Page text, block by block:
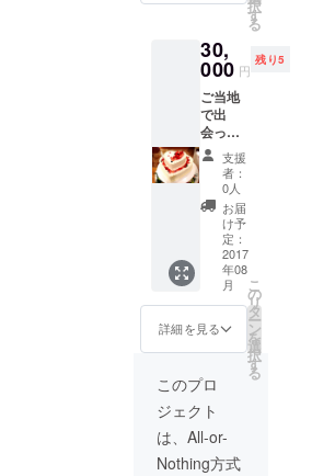
品、な
買うこ
とがで
きない
お土産
を優先
的にお
届けし
ます ・
グルメ
情報コ
ンシェ
ルジュ
とし
て、
LINEで
オスス
メのお
す！
択
す
る
30,
000 円
残り5
ご当地
で出
会った
美味し
いお土
産、美
味しい
もの、
名産品
を3品お
送りい
たしま
す＾＾
・数量
限定
品、な
かなか
買うこ
とがで
きない
お土産
を優先
支援
者：
0人
お届
け予
定：
2017
年08
月
詳細を見る
こ
の
リ
タ
ー
ン
を
選
択
す
る
このプロ
ジェクト
は、All-or-
Nothing方式